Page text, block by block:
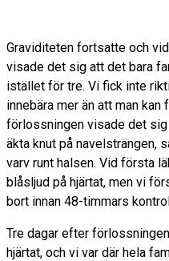
Graviditeten fortsatte och
visade det sig att det bara
istället för tre. Vi fick inte
innebära mer än att man
förlossningen visade det
äkta knut på navelsträngen,
varv runt halsen. Vid första
blåsljud på hjärtat, men vi
bort innan 48-timmars
Tre dagar efter
hjärtat, och vi var där hela